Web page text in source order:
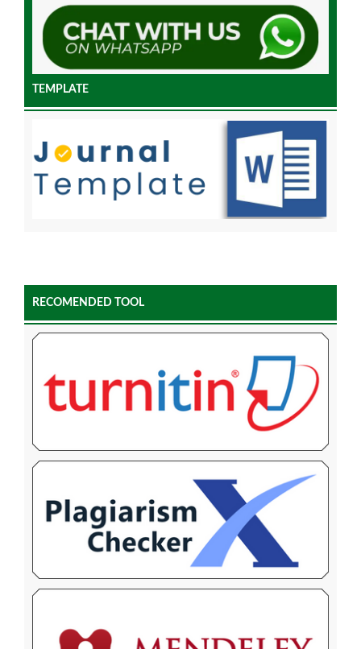
TEMPLATE
RECOMENDED TOOL